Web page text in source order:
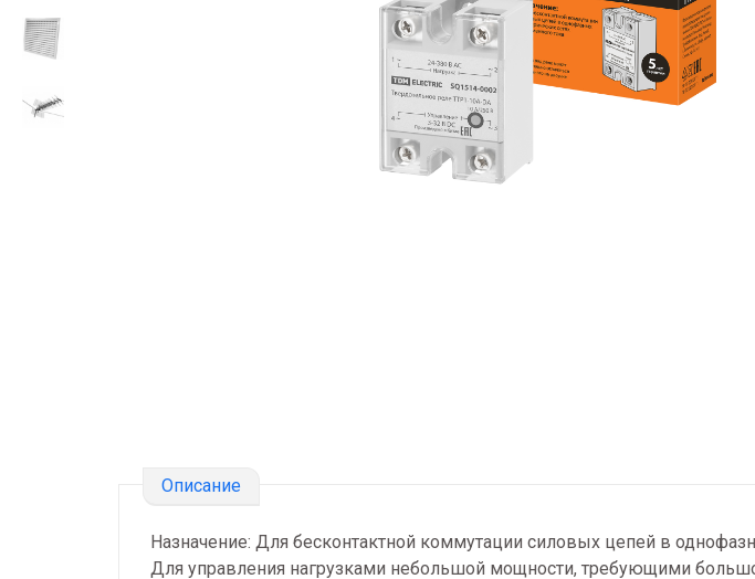
Описание
Назначение: Для бесконтактной коммутации силовых цепей в
Для управления нагрузками небольшой мощности, требующими